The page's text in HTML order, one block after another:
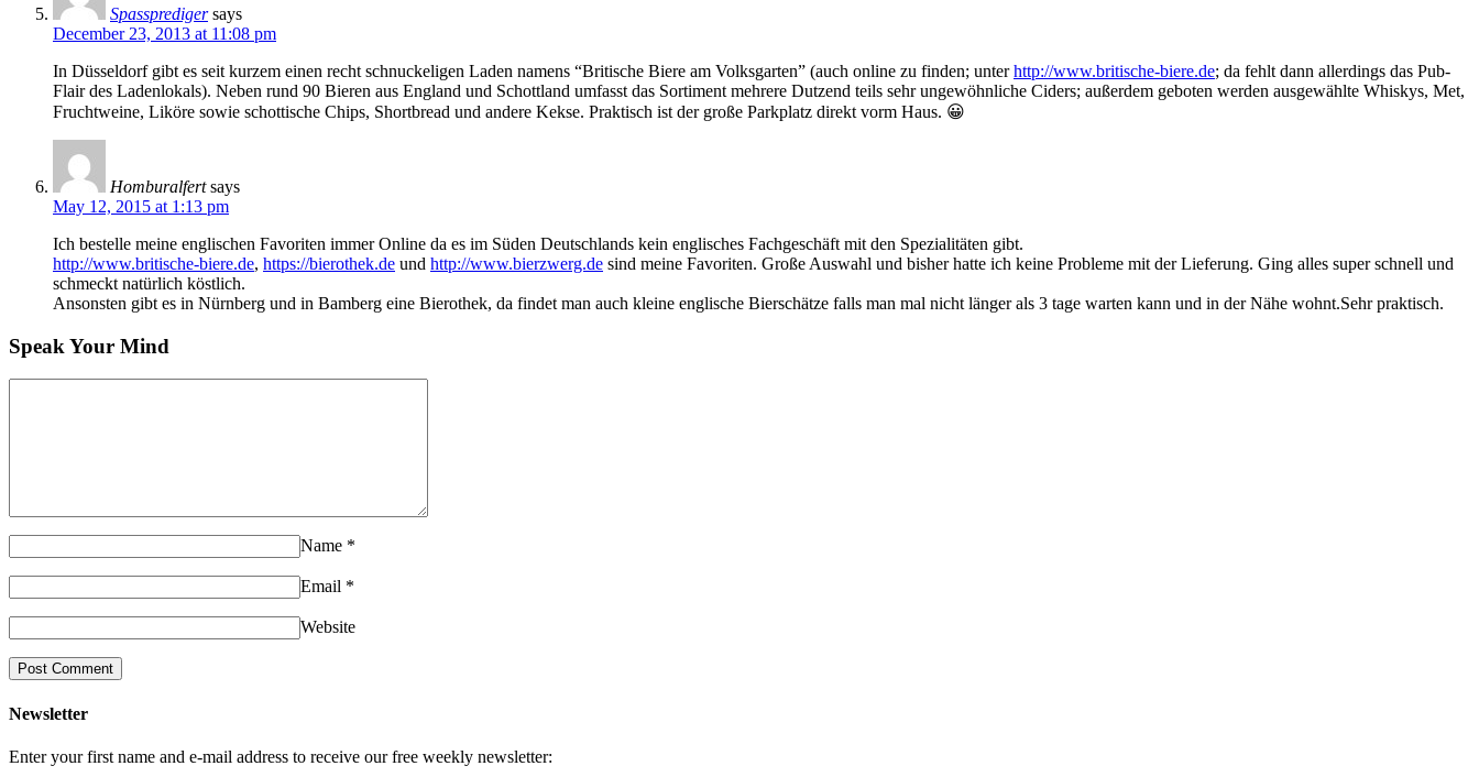
Spassprediger says
December 23, 2013 at 11:08 pm
In Düsseldorf gibt es seit kurzem einen recht schnuckeligen Laden namens “Britische Biere am Volksgarten” (auch online zu finden; unterhttp://www.britische-biere.de; da fehlt dann allerdings das Pub-
Flair des Ladenlokals). Neben rund 90 Bieren aus England und Schottland umfasst das Sortiment mehrere Dutzend teils sehr ungewöhnliche Ciders; außerdem geboten werden ausgewählte Whiskys, Met,
Fruchtweine, Liköre sowie schottische Chips, Shortbread und andere Kekse. Praktisch ist der große Parkplatz direkt vorm Haus. 😀
Homburalfert says
May 12, 2015 at 1:13 pm
Ich bestelle meine englischen Favoriten immer Online da es im Süden Deutschlands kein englisches Fachgeschäft mit den Spezialitäten gibt.
http://www.britische-biere.de, https://bierothek.de und http://www.bierzwerg.de sind meine Favoriten. Große Auswahl und bisher hatte ich keine Probleme mit der Lieferung. Ging alles super schnell und
schmeckt natürlich köstlich.
Ansonsten gibt es in Nürnberg und in Bamberg eine Bierothek, da findet man auch kleine englische Bierschätze falls man mal nicht länger als 3 tage warten kann und in der Nähe wohnt.Sehr praktisch.
Speak Your Mind
Name *
Email *
Website
Newsletter
Enter your first name and e-mail address to receive our free weekly newsletter: